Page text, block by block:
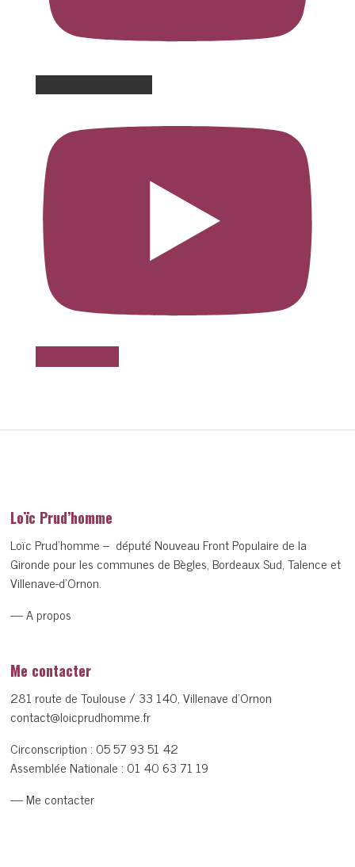
Loïc Prud’homme
Loïc Prud’homme – député Nouveau Front Populaire de la
Gironde pour les communes de Bègles, Bordeaux Sud, Talence et
Villenave-d’Ornon.
— A propos
Me contacter
281 route de Toulouse / 33 140, Villenave d’Ornon
contact@loicprudhomme.fr
Circonscription : 05 57 93 51 42
Assemblée Nationale : 01 40 63 71 19
— Me contacter